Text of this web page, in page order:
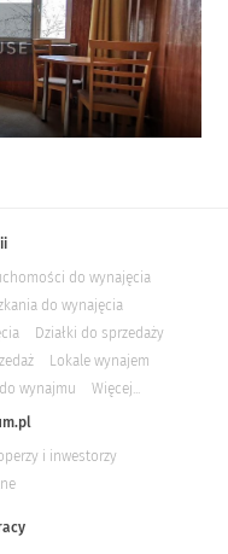
do wynajęcia
do wynajęcia
Działki do sprzedaży
Lokale wynajem
wynajmu
Więcej...
i inwestorzy